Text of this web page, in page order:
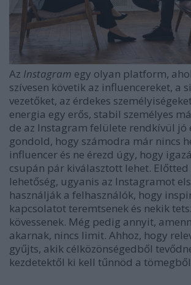
Az Instagram egy olyan platform,
szívesen követik az influencereket, a
vezetőket, az érdekes
energia egy erős, stabil személyes
de az Instagram felülete rendkívül jó
gondold, hogy számodra már nincs
influencer és ne érezd úgy, hogy
csupán pár kiválasztott lehet. Előtted
lehetőség, ugyanis az Instagramot
használják a felhasználók, hogy
kapcsolatot teremtsenek és nekik
kövessenek. Még pedig annyit,
akarnak, nincs limit. Ahhoz, hogy
gyűjts, akik célközönségedből
kezdetektől ki kell tűnnöd a